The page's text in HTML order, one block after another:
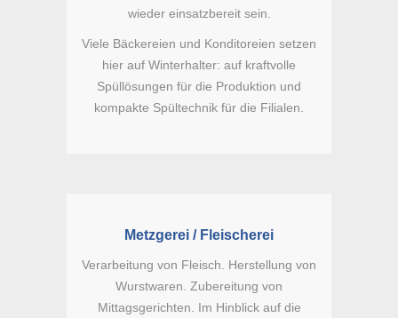
wieder einsatzbereit sein.
Viele Bäckereien und Konditoreien setzen
hier auf Winterhalter: auf kraftvolle
Spüllösungen für die Produktion und
kompakte Spültechnik für die Filialen.
Metzgerei / Fleischerei
Verarbeitung von Fleisch. Herstellung von
Wurstwaren. Zubereitung von
Mittagsgerichten. Im Hinblick auf die